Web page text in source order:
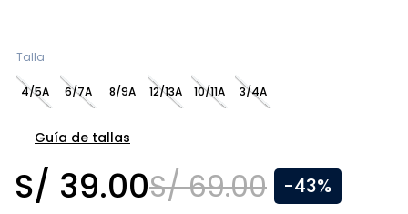
Talla
4/5A 6/7A 8/9A 12/13A 10/11A 3/4A
Guía de tallas
S/ 39.00S/ 69.00 -43%
disney
sandalias niño